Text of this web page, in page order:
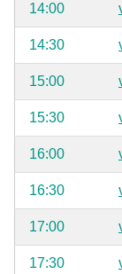
14:00
14:30
15:00
15:30
16:00
16:30
17:00
17:30